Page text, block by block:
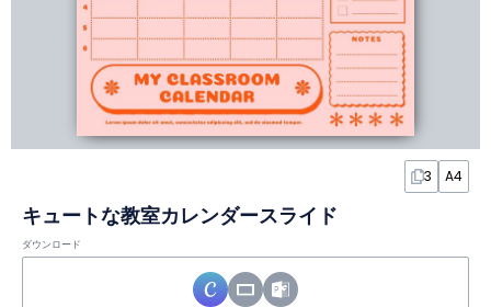
3 A4
キュートな教室カレンダースライド
ダウンロード